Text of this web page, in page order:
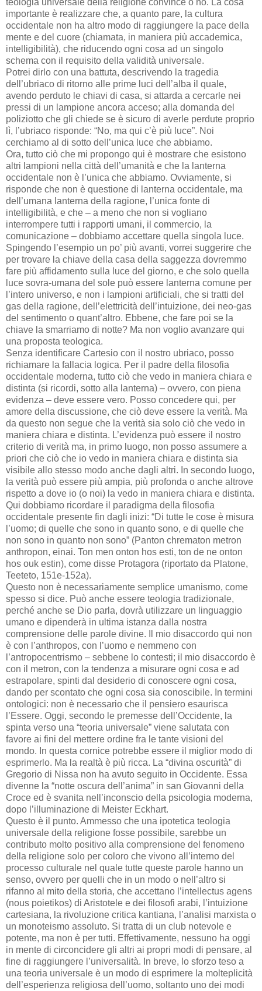
teologia universale della religione convince o no. La cosa
importante è realizzare che, a quanto pare, la cultura
occidentale non ha altro modo di raggiungere la pace della
mente e del cuore (chiamata, in maniera più accademica,
intelligibilità), che riducendo ogni cosa ad un singolo
schema con il requisito della validità universale.
Potrei dirlo con una battuta, descrivendo la tragedia
dell’ubriaco di ritorno alle prime luci dell’alba il quale,
avendo perduto le chiavi di casa, si attarda a cercarle nei
pressi di un lampione ancora acceso; alla domanda del
poliziotto che gli chiede se è sicuro di averle perdute proprio
lì, l’ubriaco risponde: “No, ma qui c’è più luce”. Noi
cerchiamo al di sotto dell’unica luce che abbiamo.
Ora, tutto ciò che mi propongo qui è mostrare che esistono
altri lampioni nella città dell’umanità e che la lanterna
occidentale non è l’unica che abbiamo. Ovviamente, si
risponde che non è questione di lanterna occidentale, ma
dell’umana lanterna della ragione, l’unica fonte di
intelligibilità, e che – a meno che non si vogliano
interrompere tutti i rapporti umani, il commercio, la
comunicazione – dobbiamo accettare quella singola luce.
Spingendo l’esempio un po’ più avanti, vorrei suggerire che
per trovare la chiave della casa della saggezza dovremmo
fare più affidamento sulla luce del giorno, e che solo quella
luce sovra-umana del sole può essere lanterna comune per
l’intero universo, e non i lampioni artificiali, che si tratti del
gas della ragione, dell’elettricità dell’intuizione, dei neo-gas
del sentimento o quant’altro. Ebbene, che fare poi se la
chiave la smarriamo di notte? Ma non voglio avanzare qui
una proposta teologica.
Senza identificare Cartesio con il nostro ubriaco, posso
richiamare la fallacia logica. Per il padre della filosofia
occidentale moderna, tutto ciò che vedo in maniera chiara e
distinta (si ricordi, sotto alla lanterna) – ovvero, con piena
evidenza – deve essere vero. Posso concedere qui, per
amore della discussione, che ciò deve essere la verità. Ma
da questo non segue che la verità sia solo ciò che vedo in
maniera chiara e distinta. L’evidenza può essere il nostro
criterio di verità ma, in primo luogo, non posso assumere a
priori che ciò che io vedo in maniera chiara e distinta sia
visibile allo stesso modo anche dagli altri. In secondo luogo,
la verità può essere più ampia, più profonda o anche altrove
rispetto a dove io (o noi) la vedo in maniera chiara e distinta.
Qui dobbiamo ricordare il paradigma della filosofia
occidentale presente fin dagli inizi: “Di tutte le cose è misura
l’uomo; di quelle che sono in quanto sono, e di quelle che
non sono in quanto non sono” (Panton chrematon metron
anthropon, einai. Ton men onton hos esti, ton de ne onton
hos ouk estin), come disse Protagora (riportato da Platone,
Teeteto, 151e-152a).
Questo non è necessariamente semplice umanismo, come
spesso si dice. Può anche essere teologia tradizionale,
perché anche se Dio parla, dovrà utilizzare un linguaggio
umano e dipenderà in ultima istanza dalla nostra
comprensione delle parole divine. Il mio disaccordo qui non
è con l’anthropos, con l’uomo e nemmeno con
l’antropocentrismo – sebbene lo contesti; il mio disaccordo è
con il metron, con la tendenza a misurare ogni cosa e ad
estrapolare, spinti dal desiderio di conoscere ogni cosa,
dando per scontato che ogni cosa sia conoscibile. In termini
ontologici: non è necessario che il pensiero esaurisca
l’Essere. Oggi, secondo le premesse dell’Occidente, la
spinta verso una “teoria universale” viene salutata con
favore ai fini del mettere ordine fra le tante visioni del
mondo. In questa cornice potrebbe essere il miglior modo di
esprimerlo. Ma la realtà è più ricca. La “divina oscurità” di
Gregorio di Nissa non ha avuto seguito in Occidente. Essa
divenne la “notte oscura dell’anima” in san Giovanni della
Croce ed è svanita nell’inconscio della psicologia moderna,
dopo l’illuminazione di Meister Eckhart.
Questo è il punto. Ammesso che una ipotetica teologia
universale della religione fosse possibile, sarebbe un
contributo molto positivo alla comprensione del fenomeno
della religione solo per coloro che vivono all’interno del
processo culturale nel quale tutte queste parole hanno un
senso, ovvero per quelli che in un modo o nell’altro si
rifanno al mito della storia, che accettano l’intellectus agens
(nous poietikos) di Aristotele e dei filosofi arabi, l’intuizione
cartesiana, la rivoluzione critica kantiana, l’analisi marxista o
un monoteismo assoluto. Si tratta di un club notevole e
potente, ma non è per tutti. Effettivamente, nessuno ha oggi
in mente di circoncidere gli altri ai propri modi di pensare, al
fine di raggiungere l’universalità. In breve, lo sforzo teso a
una teoria universale è un modo di esprimere la molteplicità
dell’esperienza religiosa dell’uomo, soltanto uno dei modi